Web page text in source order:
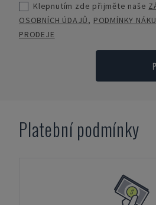
Klepnutím zde přijměte naše
OSOBNÍCH ÚDAJŮ, PODMÍNKY
PRODEJE
Platební podmínky